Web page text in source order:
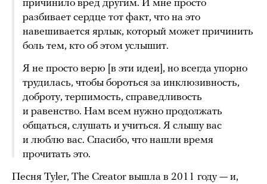
причинило вред другим. И мне просто
разбивает сердце тот факт, что на это
навешивается ярлык, который может причинить
боль тем, кто об этом услышит.
Я не просто верю [в эти идеи], но всегда упорно
трудилась, чтобы бороться за инклюзивность,
доброту, терпимость, справедливость
и равенство. Нам всем нужно продолжать
общаться, слушать и учиться. Я слышу вас
и люблю вас. Спасибо, что нашли время
прочитать это.
Песня Tyler, The Creator вышла в 2011 году — и,